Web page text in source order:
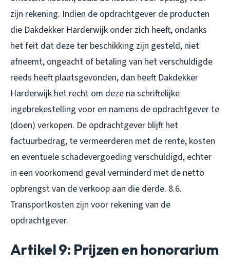
zijn rekening. Indien de opdrachtgever de producten
die Dakdekker Harderwijk onder zich heeft, ondanks
het feit dat deze ter beschikking zijn gesteld, niet
afneemt, ongeacht of betaling van het verschuldigde
reeds heeft plaatsgevonden, dan heeft Dakdekker
Harderwijk het recht om deze na schriftelijke
ingebrekestelling voor en namens de opdrachtgever te
(doen) verkopen. De opdrachtgever blijft het
factuurbedrag, te vermeerderen met de rente, kosten
en eventuele schadevergoeding verschuldigd, echter
in een voorkomend geval verminderd met de netto
opbrengst van de verkoop aan die derde. 8.6.
Transportkosten zijn voor rekening van de
opdrachtgever.
Artikel 9: Prijzen en honorarium